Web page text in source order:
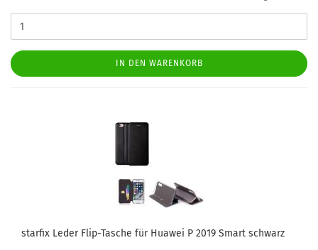
IN DEN WARENKORB
star­fix Leder Flip-​Ta­sche für Hua­wei P 2019 Smart schwarz